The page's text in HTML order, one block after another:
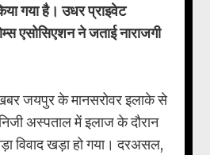
गया है। उधर प्राइवेट
एसोसिएशन ने जताई नाराजगी
जयपुर के मानसरोवर इलाके से
अस्पताल में इलाज के दौरान
विवाद खड़ा हो गया। दरअसल,